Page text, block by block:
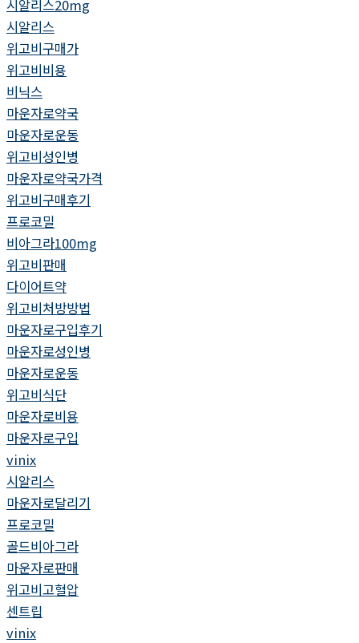
시알리스20mg
시알리스
위고비구매가
위고비비용
비닉스
마운자로약국
마운자로운동
위고비성인병
마운자로약국가격
위고비구매후기
프로코밀
비아그라100mg
위고비판매
다이어트약
위고비처방방법
마운자로구입후기
마운자로성인병
마운자로운동
위고비식단
마운자로비용
마운자로구입
vinix
시알리스
마운자로달리기
프로코밀
골드비아그라
마운자로판매
위고비고혈압
센트립
vinix